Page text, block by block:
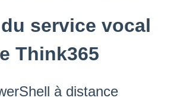
service vocal
Think365
à distance